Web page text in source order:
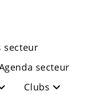
secteur
secteur
Clubs